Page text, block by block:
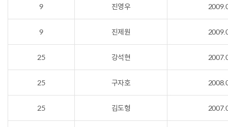
9 진영우
9 진제원
25 강석현
25 구자호
25 김도형